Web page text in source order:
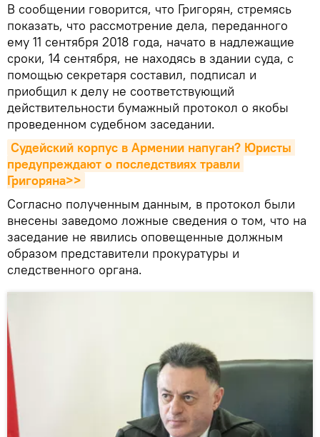
В сообщении говорится, что Григорян, стремясь
показать, что рассмотрение дела, переданного
ему 11 сентября 2018 года, начато в надлежащие
сроки, 14 сентября, не находясь в здании суда, с
помощью секретаря составил, подписал и
приобщил к делу не соответствующий
действительности бумажный протокол о якобы
проведенном судебном заседании.
Судейский корпус в Армении напуган? Юристы
предупреждают о последствиях травли
Григоряна>>
Согласно полученным данным, в протокол были
внесены заведомо ложные сведения о том, что на
заседание не явились оповещенные должным
образом представители прокуратуры и
следственного органа.